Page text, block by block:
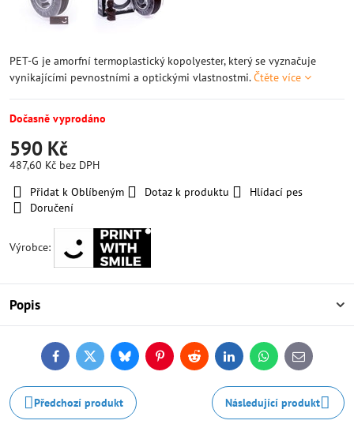
PET-G je amorfní termoplastický kopolyester, který se vyznačuje
vynikajícími pevnostními a optickými vlastnostmi.Čtěte více
Dočasně vyprodáno
590 Kč
487,60 Kč bez DPH
Přidat k Oblíbeným
Dotaz k produktu
Hlídací pes
Doručení
Výrobce:
Popis
FacebookTwitterBlueskyPinterestReddit LinkedInWhatsApp
E-
mail
Předchozí produkt Následující produkt